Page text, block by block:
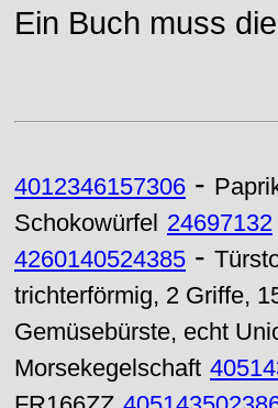
Ein Buch muss
4012346157306 -
Schokowürfel 24697132
4260140524385 -
trichterförmig, 2 Griffe,
Gemüsebürste, echt
Morsekegelschaft